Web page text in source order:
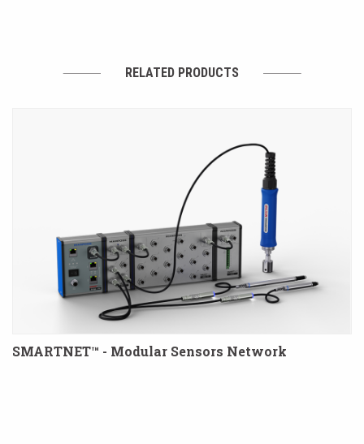
RELATED PRODUCTS
SMARTNET™ - Modular Sensors Network